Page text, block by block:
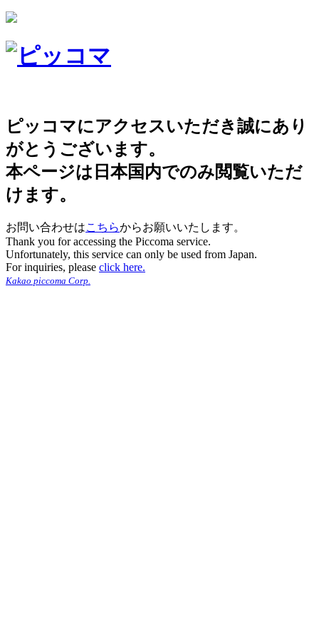
ピッコマにアクセスいただき誠にあり
がとうございます。
本ページは日本国内でのみ閲覧いただ
けます。
お問い合わせはこちらからお願いいたします。
Thank you for accessing the Piccoma service.
Unfortunately, this service can only be used from Japan.
For inquiries, please click here.
Kakao piccoma Corp.